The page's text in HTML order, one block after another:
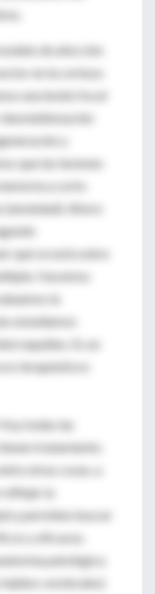
de afección
en la corteza
una lesión focal
y
que las lesiones
a corto
Ahora
qué se está sobre
Hacemos
la
estudiamos
Es un
terapéuticos
Hoy todas las
tratamiento.
otras cosas, a
la
y permiten buscar
y eficaces.
patológica
cerebrales)